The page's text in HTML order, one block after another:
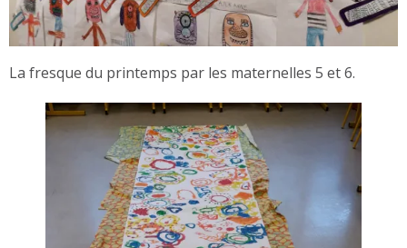
La fresque du printemps par les maternelles 5 et 6.